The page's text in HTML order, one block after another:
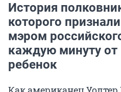
История
которого
мэром
каждую минуту от
ребенок